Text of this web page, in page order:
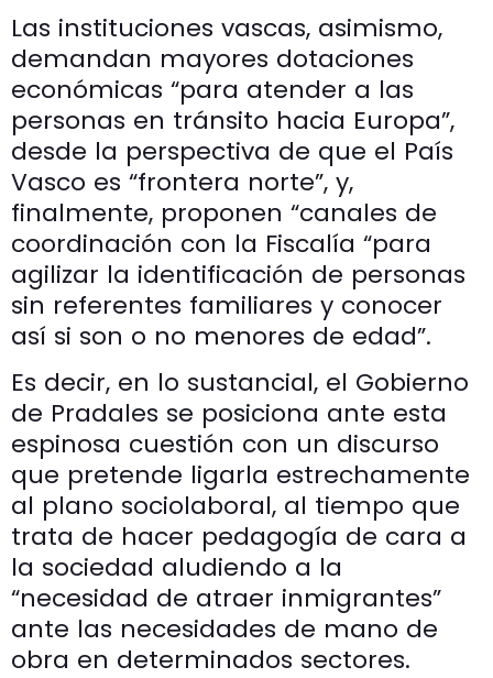
Las instituciones vascas, asimismo,
demandan mayores dotaciones
económicas “para atender a las
personas en tránsito hacia Europa”,
desde la perspectiva de que el País
Vasco es “frontera norte”, y,
finalmente, proponen “canales de
coordinación con la Fiscalía “para
agilizar la identificación de personas
sin referentes familiares y conocer
así si son o no menores de edad”.
Es decir, en lo sustancial, el Gobierno
de Pradales se posiciona ante esta
espinosa cuestión con un discurso
que pretende ligarla estrechamente
al plano sociolaboral, al tiempo que
trata de hacer pedagogía de cara a
la sociedad aludiendo a la
“necesidad de atraer inmigrantes”
ante las necesidades de mano de
obra en determinados sectores.